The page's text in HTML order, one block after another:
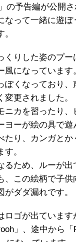
の予告編が公開さ
なって一緒に遊
くりした姿のプー
になっています
ぽくなっており、
変更されました。
ニカを習ったり
ヨーが絵の具で遊
たり、カンガとか
。
るため、ルーが出
、この絵柄で子供
がダダ漏れです。
ロゴが出ています
」、途中から